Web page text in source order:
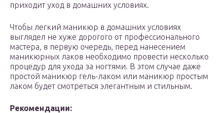
приходит уход в домашних условиях.
Чтобы легкий маникюр в домашних условиях
выглядел не хуже дорогого от профессионального
мастера, в первую очередь, перед нанесением
маникюрных лаков необходимо провести несколько
процедур для ухода за ногтями. В этом случае даже
простой маникюр гель-лаком или маникюр простым
лаком будет смотреться элегантным и стильным.
Рекомендации: